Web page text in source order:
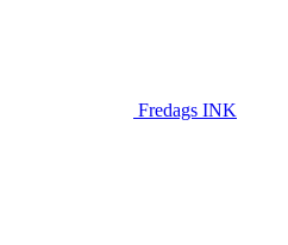
Fredags INK